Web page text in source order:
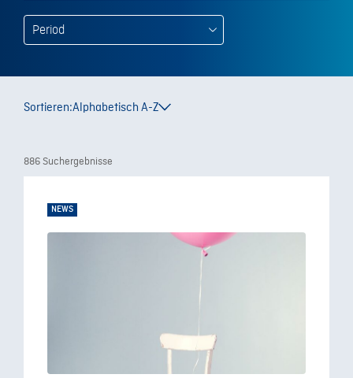
Sortieren:Alphabetisch A-Z
886 Suchergebnisse
NEWS